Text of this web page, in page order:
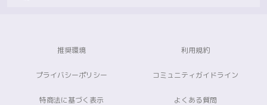
推奨環境 利用規約
プライバシーポリシー コミュニティガイドライン
特商法に基づく表示 よくある質問